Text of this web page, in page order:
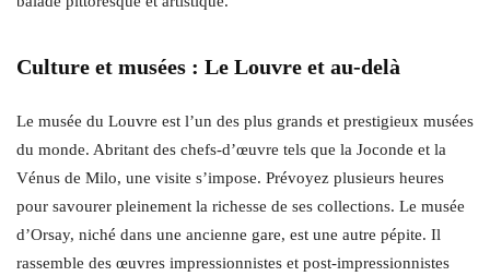
Culture et musées : Le Louvre et au-delà
Le musée du Louvre est l’un des plus grands et prestigieux musées
du monde. Abritant des chefs-d’œuvre tels que la Joconde et la
Vénus de Milo, une visite s’impose. Prévoyez plusieurs heures
pour savourer pleinement la richesse de ses collections. Le musée
d’Orsay, niché dans une ancienne gare, est une autre pépite. Il
rassemble des œuvres impressionnistes et post-impressionnistes